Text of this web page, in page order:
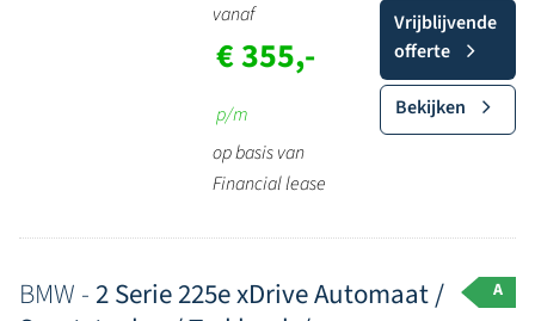
vanaf
€ 355,-
p/m
op basis van
Financial lease
Vrijblijvende
offerte
Bekijken
BMW - 2 Serie 225e xDrive Automaat /
A